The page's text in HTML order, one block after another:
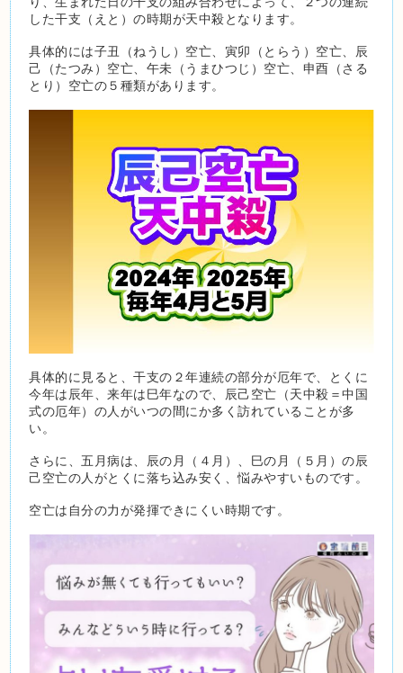
した干支（えと）の時期が天中殺となります。
具体的には子丑（ねうし）空亡、寅卯（とらう）空亡、辰
己（たつみ）空亡、午未（うまひつじ）空亡、申酉（さる
とり）空亡の５種類があります。
具体的に見ると、干支の２年連続の部分が厄年で、とくに
今年は辰年、来年は巳年なので、辰己空亡（天中殺＝中国
式の厄年）の人がいつの間にか多く訪れていることが多
い。
さらに、五月病は、辰の月（４月）、巳の月（５月）の辰
己空亡の人がとくに落ち込み安く、悩みやすいものです。
空亡は自分の力が発揮できにくい時期です。